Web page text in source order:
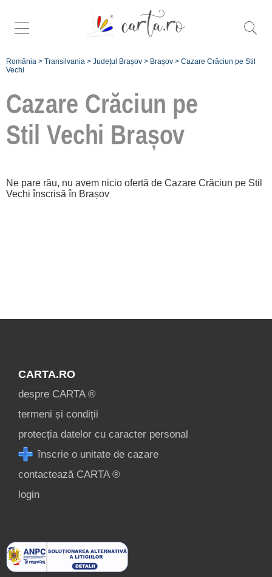
România > Transilvania > Județul Brașov > Brașov > Cazare Crăciun pe Stil
Vechi
Cazare Crăciun pe
Stil Vechi Brașov
Ne pare rău, nu avem nicio ofertă de Cazare Crăciun pe Stil
Vechi înscrisă în Brașov
Caută mai
specific oferte de
vechi înBrașov:
cazare
despre C A R T
A ®
termeni și
condiții
contact
login
CARTA.RO
despre CARTA ®
termeni și condiții
protecția datelor cu caracter personal
înscrie o unitate de cazare
contactează CARTA ®
login